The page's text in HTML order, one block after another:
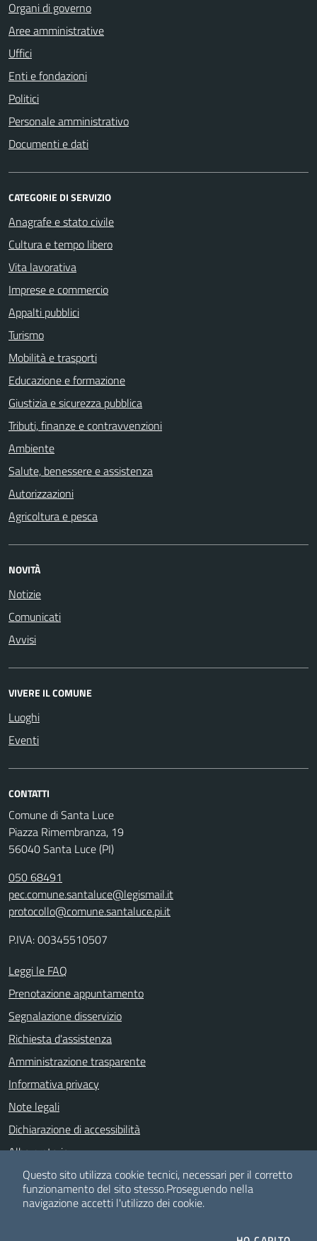
Organi di governo
Aree amministrative
Uffici
Enti e fondazioni
Politici
Personale amministrativo
Documenti e dati
CATEGORIE DI SERVIZIO
Anagrafe e stato civile
Cultura e tempo libero
Vita lavorativa
Imprese e commercio
Appalti pubblici
Turismo
Mobilità e trasporti
Educazione e formazione
Giustizia e sicurezza pubblica
Tributi, finanze e contravvenzioni
Ambiente
Salute, benessere e assistenza
Autorizzazioni
Agricoltura e pesca
NOVITÀ
Notizie
Comunicati
Avvisi
VIVERE IL COMUNE
Luoghi
Eventi
CONTATTI
Comune di Santa Luce
Piazza Rimembranza, 19
56040 Santa Luce (PI)
050 68491
pec.comune.santaluce@legismail.it
protocollo@comune.santaluce.pi.it
P.IVA: 00345510507
Leggi le FAQ
Prenotazione appuntamento
Segnalazione disservizio
Richiesta d'assistenza
Amministrazione trasparente
Informativa privacy
Note legali
Dichiarazione di accessibilità
Albo pretorio
Whistle Blowing
Questo sito utilizza cookie tecnici, necessari per il corretto
funzionamento del sito stesso.Proseguendo nella
navigazione accetti l'utilizzo dei cookie.